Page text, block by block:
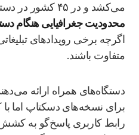
می‌کشد و در ۴۵ کشور در دسترس است. بازیکنان با
محدودیت جغرافیایی هنگام
اگرچه برخی رویدادهای
متفاوت باشند.
دستگاه‌های همراه ارائه
برای نسخه‌های دسکتاپ اما
رابط کاربری پاسخ‌گو به